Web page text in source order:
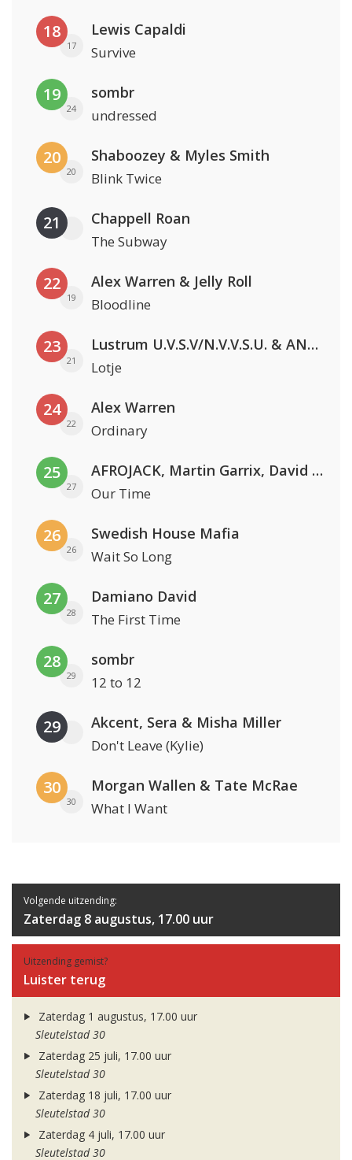
18
17
Lewis Capaldi
Survive
19
24
sombr
undressed
20
20
Shaboozey & Myles Smith
Blink Twice
21 Chappell Roan
The Subway
22
19
Alex Warren & Jelly Roll
Bloodline
23
21
Lustrum U.V.S.V/N.V.V.S.U. & ANNO ONS & Jopke van Dobbenburgh & Roeland Beelen
Lotje
24
22
Alex Warren
Ordinary
25
27
AFROJACK, Martin Garrix, David Guetta & Amél
Our Time
26
26
Swedish House Mafia
Wait So Long
27
28
Damiano David
The First Time
28
29
sombr
12 to 12
29 Akcent, Sera & Misha Miller
Don't Leave (Kylie)
30
30
Morgan Wallen & Tate McRae
What I Want
Volgende uitzending:
Zaterdag 8 augustus, 17.00 uur
Uitzending gemist?
Luister terug
Zaterdag 1 augustus, 17.00 uur
Sleutelstad 30
Zaterdag 25 juli, 17.00 uur
Sleutelstad 30
Zaterdag 18 juli, 17.00 uur
Sleutelstad 30
Zaterdag 4 juli, 17.00 uur
Sleutelstad 30